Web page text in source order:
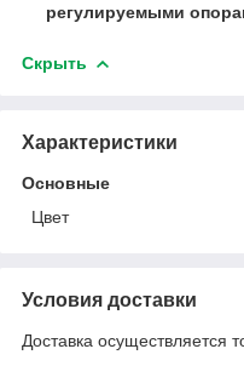
регулируемыми
Скрыть
Характеристики
Основные
Цвет
Условия доставки
Доставка осуществляется